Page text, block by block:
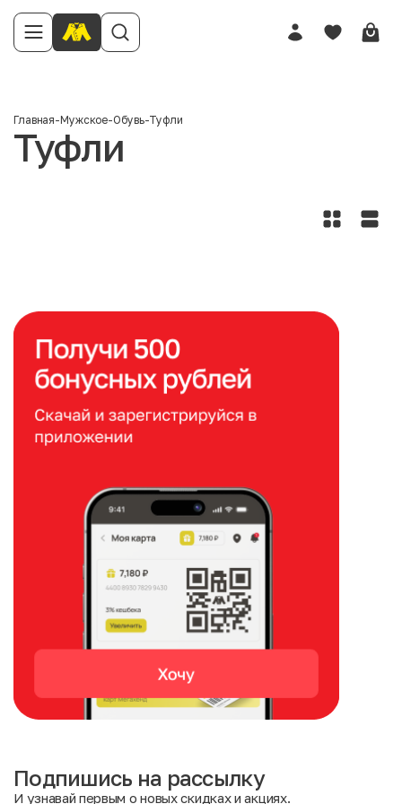
Главная-Мужское-Обувь-Туфли
Туфли
Подпишись на рассылку
И узнавай первым о новых скидках и акциях.